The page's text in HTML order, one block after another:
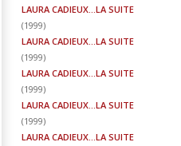
LAURA CADIEUX...LA SUITE
(1999)
LAURA CADIEUX...LA SUITE
(1999)
LAURA CADIEUX...LA SUITE
(1999)
LAURA CADIEUX...LA SUITE
(1999)
LAURA CADIEUX...LA SUITE